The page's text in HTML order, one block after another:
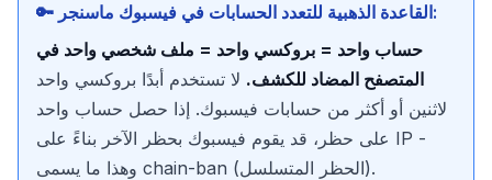
🔑 القاعدة الذهبية للتعدد الحسابات في فيسبوك ماسنجر:
حساب واحد = بروكسي واحد = ملف شخصي واحد في
المتصفح المضاد للكشف. لا تستخدم أبدًا بروكسي واحد
لاثنين أو أكثر من حسابات فيسبوك. إذا حصل حساب واحد
على حظر، قد يقوم فيسبوك بحظر الآخر بناءً على IP -
وهذا ما يسمى chain-ban (الحظر المتسلسل).